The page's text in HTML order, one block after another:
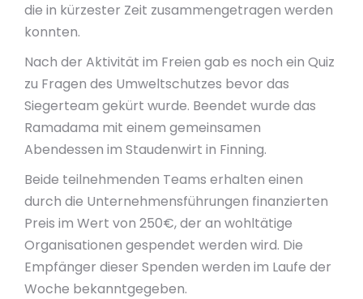
die in kürzester Zeit zusammengetragen werden
konnten.
Nach der Aktivität im Freien gab es noch ein Quiz
zu Fragen des Umweltschutzes bevor das
Siegerteam gekürt wurde. Beendet wurde das
Ramadama mit einem gemeinsamen
Abendessen im Staudenwirt in Finning.
Beide teilnehmenden Teams erhalten einen
durch die Unternehmensführungen finanzierten
Preis im Wert von 250€, der an wohltätige
Organisationen gespendet werden wird. Die
Empfänger dieser Spenden werden im Laufe der
Woche bekanntgegeben.